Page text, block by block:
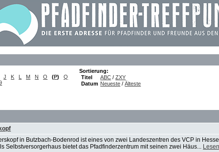
J K L M N O (P)
Q
Sortierung:
Titel
ABC /ZXY
Datum Neueste /Älteste
in Butzbach-Bodenrod ist eines von zwei Landeszentren des VCP in
Selbstversorgerhaus bietet das Pfadfinderzentrum mit seinen zwei Häus...